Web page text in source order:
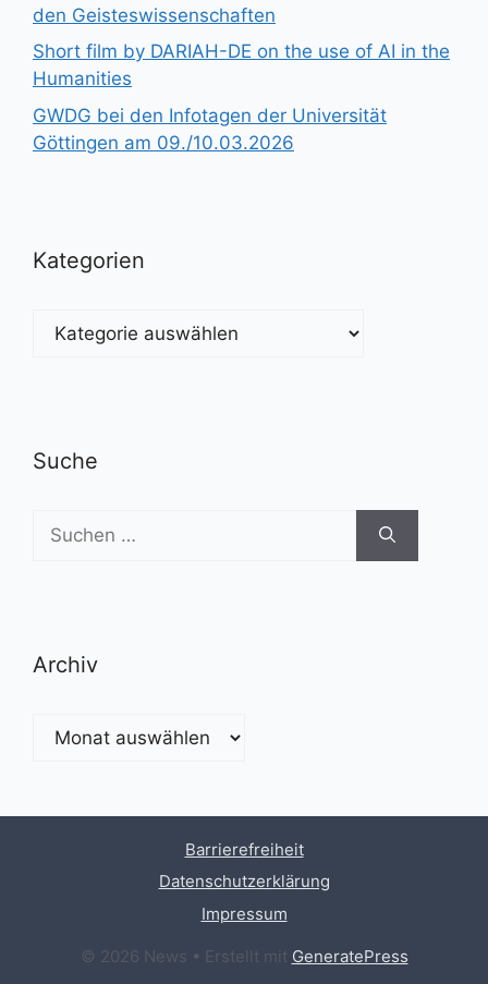
den Geisteswissenschaften
Short film by DARIAH-DE on the use of AI in the
Humanities
GWDG bei den Infotagen der Universität
Göttingen am 09./10.03.2026
Kategorien
Kategorien
Suche
nach:
Archiv
Archiv
Barrierefreiheit
Datenschutzerklärung
Impressum
© 2026 News • Erstellt mit GeneratePress